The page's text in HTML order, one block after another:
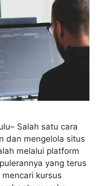
Salah satu cara
dan mengelola situs
melalui platform
yang terus
kursus